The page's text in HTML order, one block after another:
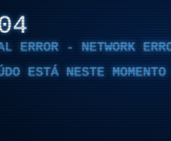
ERROR - NETWORK
ESTÁ NESTE